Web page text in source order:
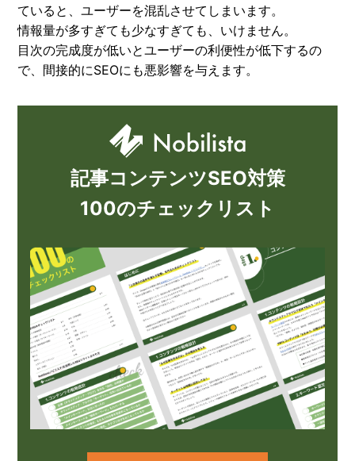
ていると、ユーザーを混乱させてしまいます。
情報量が多すぎても少なすぎても、いけません。
目次の完成度が低いとユーザーの利便性が低下するの
で、間接的にSEOにも悪影響を与えます。
記事コンテンツSEO対策
100のチェックリスト